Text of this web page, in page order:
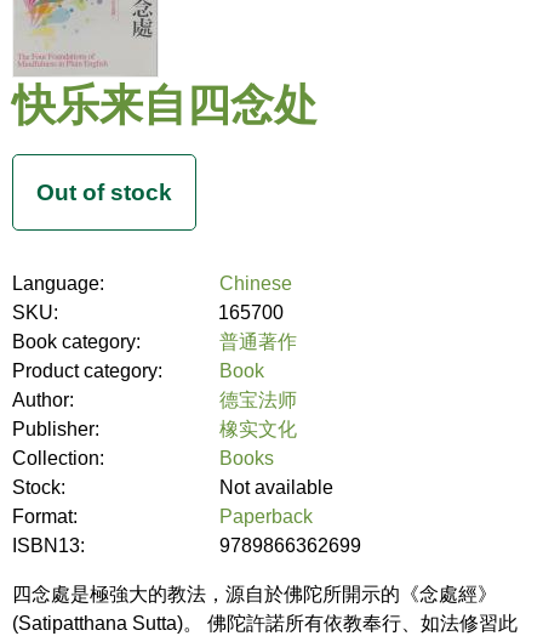
快乐来自四念处
Language:
Chinese
SKU:
165700
Book category:
普通著作
Product category:
Book
Author:
德宝法师
Publisher:
橡实文化
Collection:
Books
Stock:
Not available
Format:
Paperback
ISBN13:
9789866362699
四念處是極強大的教法，源自於佛陀所開示的《念處經》
(Satipatthana Sutta)。 佛陀許諾所有依教奉行、如法修習此